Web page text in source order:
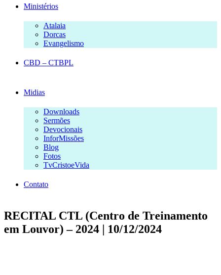
Ministérios
Atalaia
Dorcas
Evangelismo
CBD – CTBPL
Midias
Downloads
Sermões
Devocionais
InforMissões
Blog
Fotos
TvCristoeVida
Contato
RECITAL CTL (Centro de Treinamento
em Louvor) – 2024 | 10/12/2024